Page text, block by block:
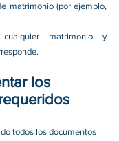
matrimonio (por ejemplo,
matrimonio y
los
todos los documentos